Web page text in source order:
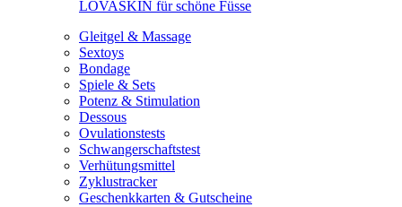
LOVASKIN für schöne Füsse
Gleitgel & Massage
Sextoys
Bondage
Spiele & Sets
Potenz & Stimulation
Dessous
Ovulationstests
Schwangerschaftstest
Verhütungsmittel
Zyklustracker
Geschenkkarten & Gutscheine